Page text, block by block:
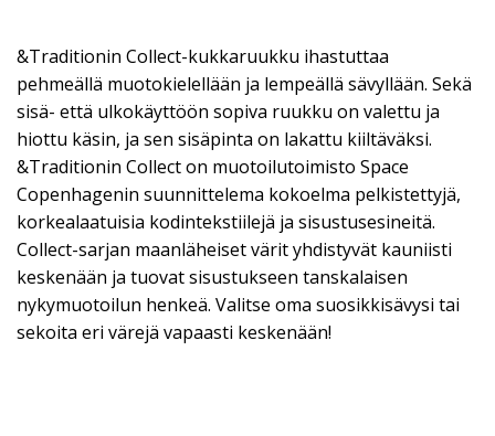
&Traditionin Collect-kukkaruukku ihastuttaa
pehmeällä muotokielellään ja lempeällä sävyllään. Sekä
sisä- että ulkokäyttöön sopiva ruukku on valettu ja
hiottu käsin, ja sen sisäpinta on lakattu kiiltäväksi.
&Traditionin Collect on muotoilutoimisto Space
Copenhagenin suunnittelema kokoelma pelkistettyjä,
korkealaatuisia kodintekstiilejä ja sisustusesineitä.
Collect-sarjan maanläheiset värit yhdistyvät kauniisti
keskenään ja tuovat sisustukseen tanskalaisen
nykymuotoilun henkeä. Valitse oma suosikkisävysi tai
sekoita eri värejä vapaasti keskenään!